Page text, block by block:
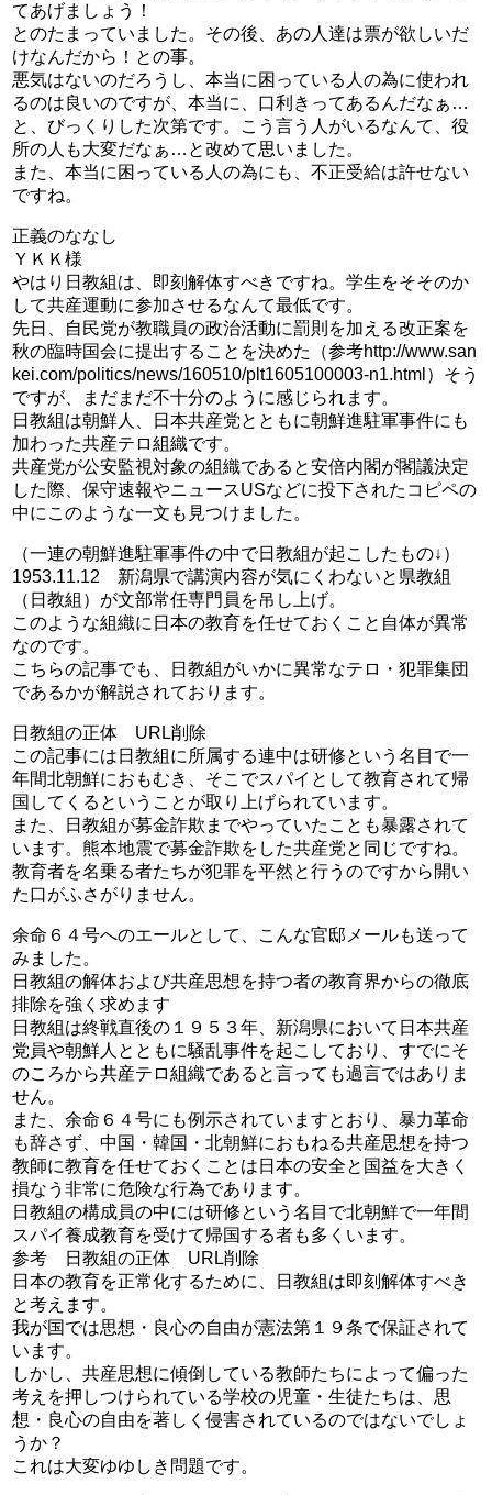
てあげましょう！
とのたまっていました。その後、あの人達は票が欲しいだ
けなんだから！との事。
悪気はないのだろうし、本当に困っている人の為に使われ
るのは良いのですが、本当に、口利きってあるんだなぁ…
と、びっくりした次第です。こう言う人がいるなんて、役
所の人も大変だなぁ…と改めて思いました。
また、本当に困っている人の為にも、不正受給は許せない
ですね。
正義のななし
ＹＫＫ様
やはり日教組は、即刻解体すべきですね。学生をそそのか
して共産運動に参加させるなんて最低です。
先日、自民党が教職員の政治活動に罰則を加える改正案を
秋の臨時国会に提出することを決めた（参考http://www.san
kei.com/politics/news/160510/plt1605100003-n1.html）そう
ですが、まだまだ不十分のように感じられます。
日教組は朝鮮人、日本共産党とともに朝鮮進駐軍事件にも
加わった共産テロ組織です。
共産党が公安監視対象の組織であると安倍内閣が閣議決定
した際、保守速報やニュースUSなどに投下されたコピペの
中にこのような一文も見つけました。
（一連の朝鮮進駐軍事件の中で日教組が起こしたもの↓）
1953.11.12 新潟県で講演内容が気にくわないと県教組
（日教組）が文部常任専門員を吊し上げ。
このような組織に日本の教育を任せておくこと自体が異常
なのです。
こちらの記事でも、日教組がいかに異常なテロ・犯罪集団
であるかが解説されております。
日教組の正体 URL削除
この記事には日教組に所属する連中は研修という名目で一
年間北朝鮮におもむき、そこでスパイとして教育されて帰
国してくるということが取り上げられています。
また、日教組が募金詐欺までやっていたことも暴露されて
います。熊本地震で募金詐欺をした共産党と同じですね。
教育者を名乗る者たちが犯罪を平然と行うのですから開い
た口がふさがりません。
余命６４号へのエールとして、こんな官邸メールも送って
みました。
日教組の解体および共産思想を持つ者の教育界からの徹底
排除を強く求めます
日教組は終戦直後の１９５３年、新潟県において日本共産
党員や朝鮮人とともに騒乱事件を起こしており、すでにそ
のころから共産テロ組織であると言っても過言ではありま
せん。
また、余命６４号にも例示されていますとおり、暴力革命
も辞さず、中国・韓国・北朝鮮におもねる共産思想を持つ
教師に教育を任せておくことは日本の安全と国益を大きく
損なう非常に危険な行為であります。
日教組の構成員の中には研修という名目で北朝鮮で一年間
スパイ養成教育を受けて帰国する者も多くいます。
参考 日教組の正体 URL削除
日本の教育を正常化するために、日教組は即刻解体すべき
と考えます。
我が国では思想・良心の自由が憲法第１９条で保証されて
います。
しかし、共産思想に傾倒している教師たちによって偏った
考えを押しつけられている学校の児童・生徒たちは、思
想・良心の自由を著しく侵害されているのではないでしょ
うか？
これは大変ゆゆしき問題です。